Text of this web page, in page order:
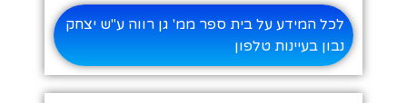
לכל המידע על בית ספר ממ' גן רווה ע"ש יצחק
נבון בעיינות טלפון